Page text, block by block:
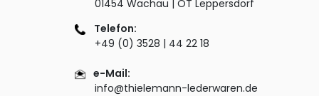
01454 Wachau | OT Leppersdorf
Telefon:
+49 (0) 3528 | 44 22 18
e-Mail:
info@thielemann-lederwaren.de